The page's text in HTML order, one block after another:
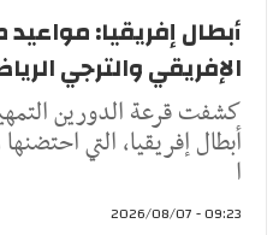
أبطال إفريقيا:
الإفريقي والترجي
كشفت قرعة الدورين
أبطال إفريقيا، التي
ا
09:23 - 2026/08/07